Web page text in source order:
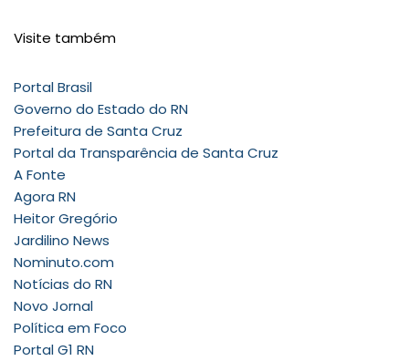
Visite também
Portal Brasil
Governo do Estado do RN
Prefeitura de Santa Cruz
Portal da Transparência de Santa Cruz
A Fonte
Agora RN
Heitor Gregório
Jardilino News
Nominuto.com
Notícias do RN
Novo Jornal
Política em Foco
Portal G1 RN